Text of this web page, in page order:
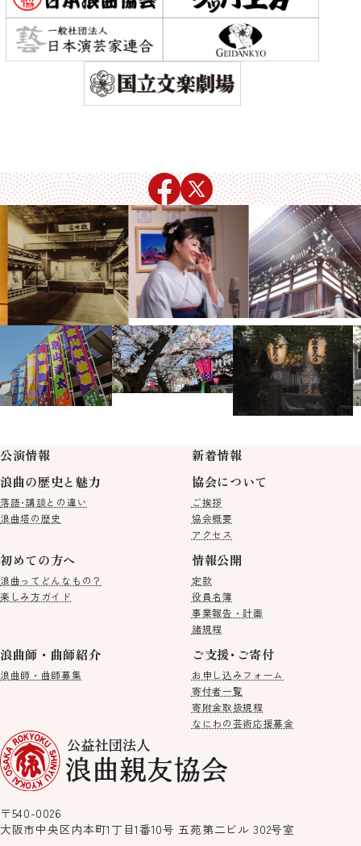
公演情報
新着情報
浪曲の歴史と魅力
落語･講談との違い
浪曲塔の歴史
協会について
ご挨拶
協会概要
アクセス
初めての方へ
浪曲ってどんなもの？
楽しみ方ガイド
情報公開
定款
役員名簿
事業報告・計画
諸規程
浪曲師・曲師紹介
浪曲師・曲師募集
ご支援･ご寄付
お申し込みフォーム
寄付者一覧
寄附金取扱規程
なにわの芸術応援募金
〒540-0026
大阪市中央区内本町1丁目1番10号 五苑第二ビル 302号室